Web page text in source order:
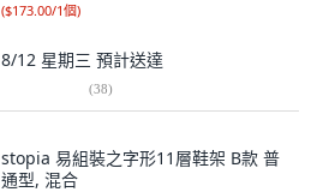
($173.00/1個)
8/12 星期三 預計送達
(38)
stopia 易組裝之字形11層鞋架 B款 普
通型, 混合